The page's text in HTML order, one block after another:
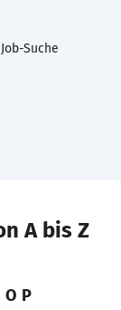
Suche
A bis Z
O P